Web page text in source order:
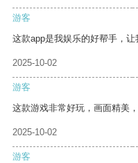
游客
这款app是我娱乐的好帮手，让
2025-10-02
游客
这款游戏非常好玩，画面精美，
2025-10-02
游客